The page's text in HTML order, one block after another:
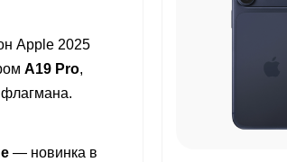
Apple 2025
A19 Pro,
флагмана.
— новинка в